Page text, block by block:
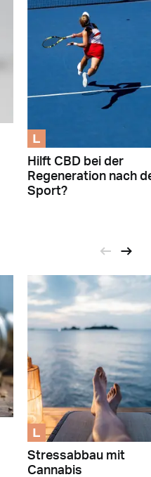
L
Hilft CBD bei der
Regeneration nach
Sport?
L
Stressabbau mit
Cannabis